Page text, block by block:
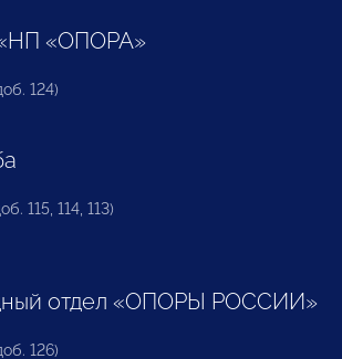
«ОПОРА»
124)
115, 114, 113)
отдел «ОПОРЫ РОССИИ»
126)